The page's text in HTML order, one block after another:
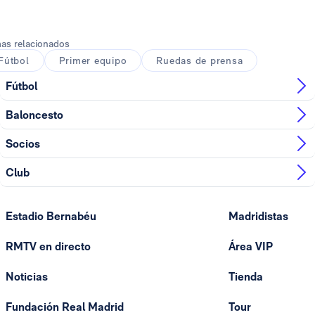
relacionados
Primer equipo Ruedas de prensa
Fútbol
Baloncesto
Socios
Club
Estadio Bernabéu
RMTV en directo
Noticias
Fundación Real Madrid
Madridistas
Área VIP
Tienda
Tour